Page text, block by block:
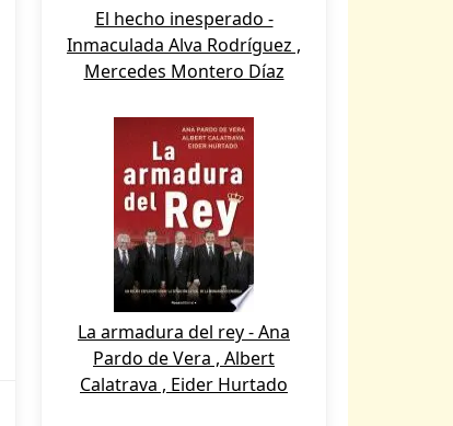
El hecho inesperado -
Inmaculada Alva Rodríguez ,
Mercedes Montero Díaz
La armadura del rey - Ana
Pardo de Vera , Albert
Calatrava , Eider Hurtado